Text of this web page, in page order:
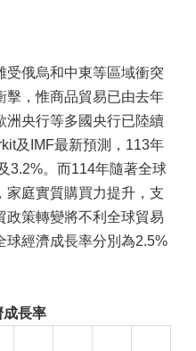
俄烏和中東等區域衝突
擊，惟商品貿易已由去年
洲央行等多國央行已陸續
及IMF最新預測，113年
3.2%。而114年隨著全球
家庭實質購買力提升，支
政策轉變將不利全球貿易
球經濟成長率分別為2.5%
成長率